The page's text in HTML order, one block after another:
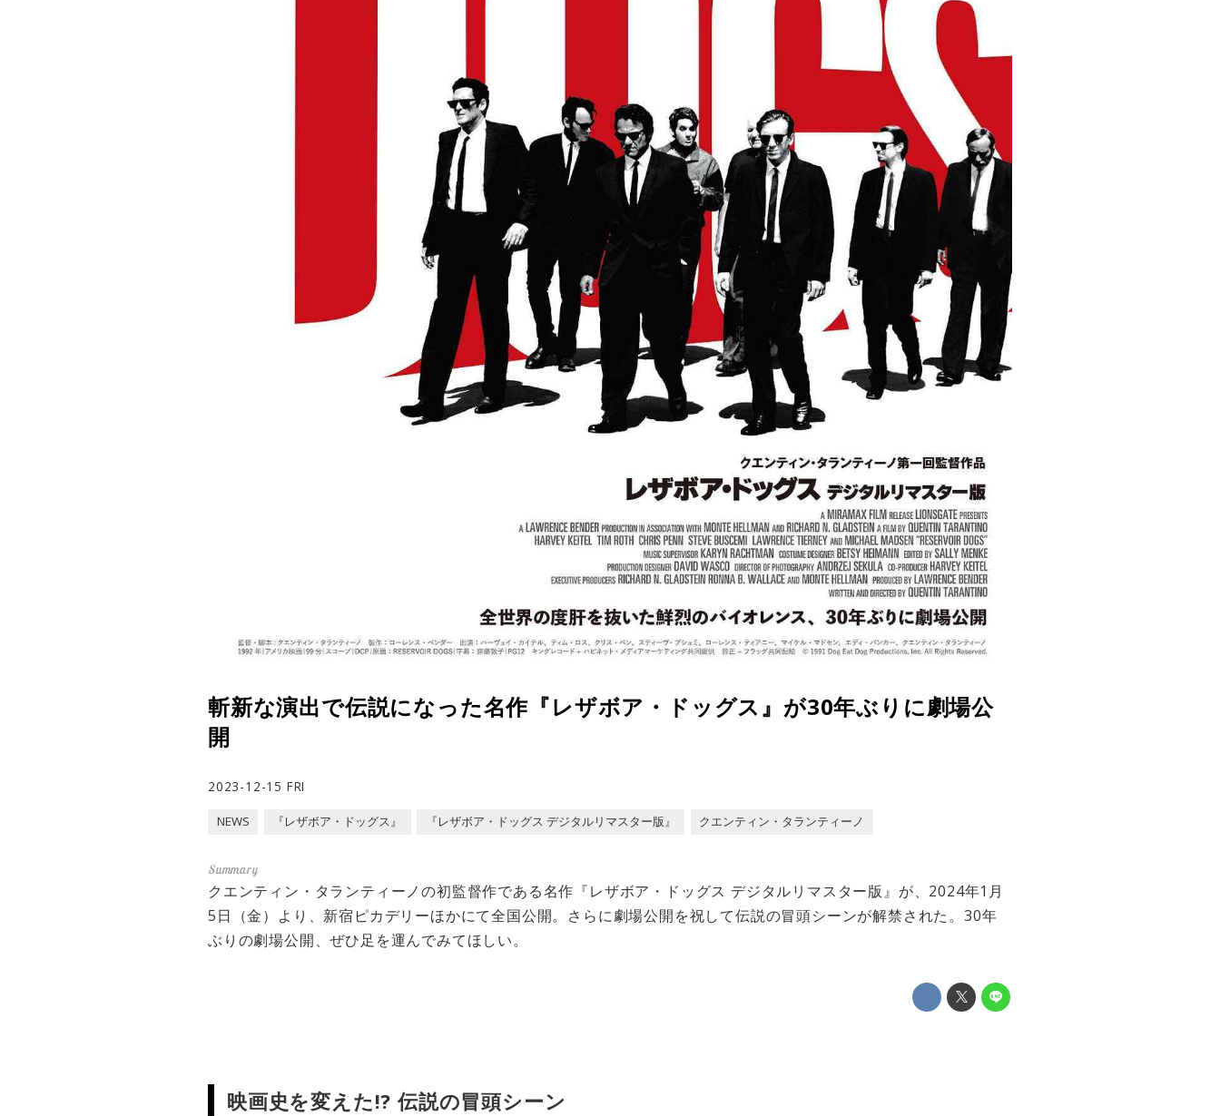
斬新な演出で伝説になった名作『レザボア・ドッグス』が30年ぶりに劇場公
開
2023-12-15 FRI
NEWS 『レザボア・ドッグス』 『レザボア・ドッグス デジタルリマスター版』 クエンティン・タランティーノ
クエンティン・タランティーノの初監督作である名作『レザボア・ドッグス デジタルリマスター版』が、2024年1月
5日（金）より、新宿ピカデリーほかにて全国公開。さらに劇場公開を祝して伝説の冒頭シーンが解禁された。30年
ぶりの劇場公開、ぜひ足を運んでみてほしい。
映画史を変えた!? 伝説の冒頭シーン